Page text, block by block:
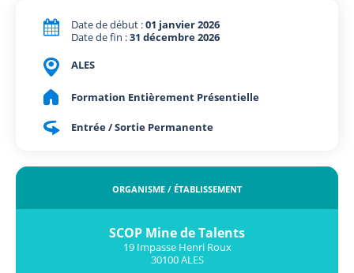
Date de début :01 janvier 2026
Date de fin :31 décembre 2026
ALES
Formation Entièrement Présentielle
Entrée / Sortie Permanente
ORGANISME / ÉTABLISSEMENT
SCOP Mine de Talents
19 Impasse Henri Roux
30100 ALES